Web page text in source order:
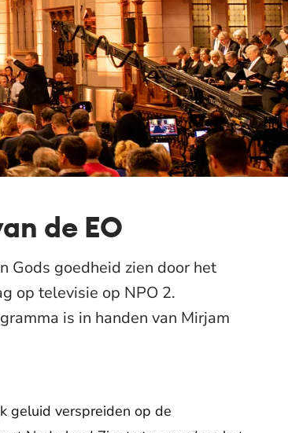
de EO
Gods goedheid zien door het
op televisie op NPO 2.
is in handen van Mirjam
geluid verspreiden op de